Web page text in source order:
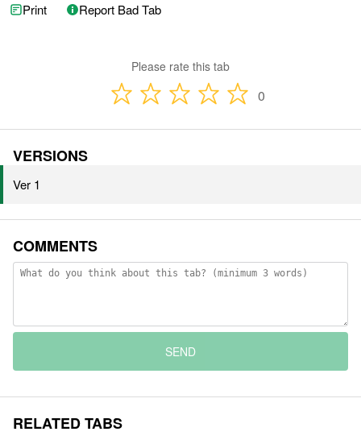
Print Report Bad Tab
Please rate this tab
0
VERSIONS
Ver 1
COMMENTS
SEND
RELATED TABS